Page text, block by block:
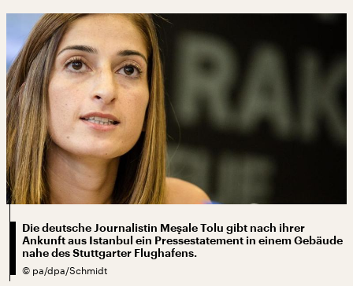
Die deutsche Journalistin Meşale Tolu gibt nach ihrer
Ankunft aus Istanbul ein Pressestatement in einem Gebäude
nahe des Stuttgarter Flughafens.
© pa/dpa/Schmidt